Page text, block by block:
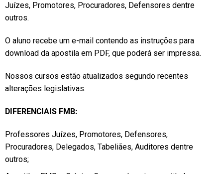
Juízes, Promotores, Procuradores, Defensores dentre
outros.
O aluno recebe um e-mail contendo as instruções para
download da apostila em PDF, que poderá ser impressa.
Nossos cursos estão atualizados segundo recentes
alterações legislativas.
DIFERENCIAIS FMB:
Professores Juízes, Promotores, Defensores,
Procuradores, Delegados, Tabeliães, Auditores dentre
outros;